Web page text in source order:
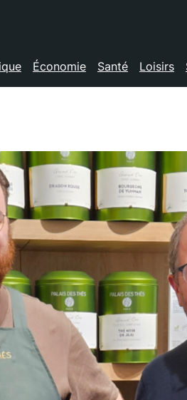
Économie Santé Loisirs